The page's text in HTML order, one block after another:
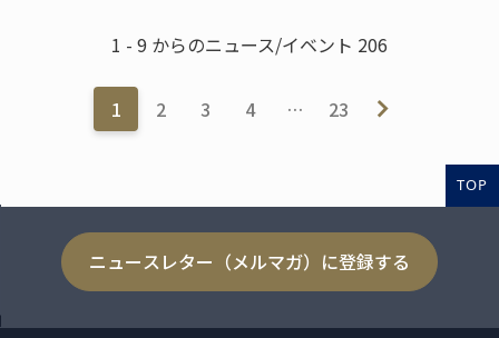
1 - 9 からのニュース/イベント 206
1 2 3 4 … 23
TOP
ニュースレター（メルマガ）に登録する